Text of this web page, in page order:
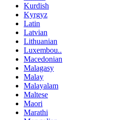
Kurdish
Kyrgyz
Latin
Latvian
Lithuanian
Luxembou..
Macedonian
Malagasy
Malay
Malayalam
Maltese
Maori
Marathi